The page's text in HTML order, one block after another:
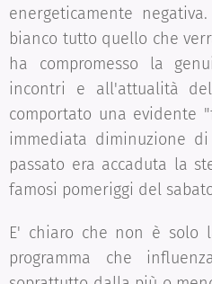
energeticamente
bianco tutto quello che
ha compromesso la
incontri e all'attualità
comportato una evidente
immediata diminuzione
passato era accaduta la
famosi pomeriggi del
E' chiaro che non è solo
programma che